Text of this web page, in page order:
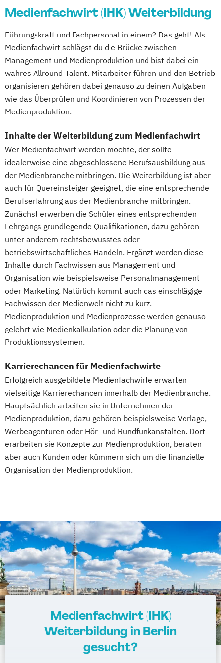
Medienfachwirt (IHK) Weiterbildung
Führungskraft und Fachpersonal in einem? Das geht! Als
Medienfachwirt schlägst du die Brücke zwischen
Management und Medienproduktion und bist dabei ein
wahres Allround-Talent. Mitarbeiter führen und den Betrieb
organisieren gehören dabei genauso zu deinen Aufgaben
wie das Überprüfen und Koordinieren von Prozessen der
Medienproduktion.
Inhalte der Weiterbildung zum Medienfachwirt
Wer Medienfachwirt werden möchte, der sollte
idealerweise eine abgeschlossene Berufsausbildung aus
der Medienbranche mitbringen. Die Weiterbildung ist aber
auch für Quereinsteiger geeignet, die eine entsprechende
Berufserfahrung aus der Medienbranche mitbringen.
Zunächst erwerben die Schüler eines entsprechenden
Lehrgangs grundlegende Qualifikationen, dazu gehören
unter anderem rechtsbewusstes oder
betriebswirtschaftliches Handeln. Ergänzt werden diese
Inhalte durch Fachwissen aus Management und
Organisation wie beispielsweise Personalmanagement
oder Marketing. Natürlich kommt auch das einschlägige
Fachwissen der Medienwelt nicht zu kurz.
Medienproduktion und Medienprozesse werden genauso
gelehrt wie Medienkalkulation oder die Planung von
Produktionssystemen.
Karrierechancen für Medienfachwirte
Erfolgreich ausgebildete Medienfachwirte erwarten
vielseitige Karrierechancen innerhalb der Medienbranche.
Hauptsächlich arbeiten sie in Unternehmen der
Medienproduktion, dazu gehören beispielsweise Verlage,
Werbeagenturen oder Hör- und Rundfunkanstalten. Dort
erarbeiten sie Konzepte zur Medienproduktion, beraten
aber auch Kunden oder kümmern sich um die finanzielle
Organisation der Medienproduktion.
Medienfachwirt (IHK)
Weiterbildung in Berlin
gesucht?